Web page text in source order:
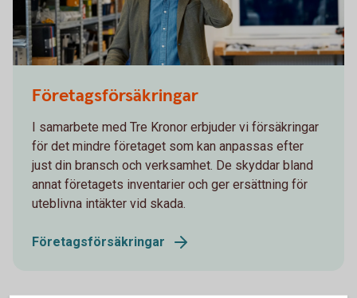
Företagsförsäkringar
I samarbete med Tre Kronor erbjuder vi försäkringar
för det mindre företaget som kan anpassas efter
just din bransch och verksamhet. De skyddar bland
annat företagets inventarier och ger ersättning för
uteblivna intäkter vid skada.
Företagsförsäkringar